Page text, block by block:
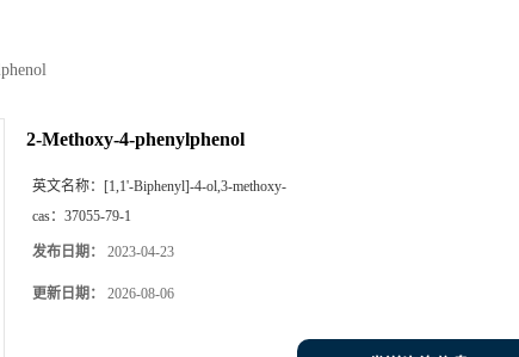
2-Methoxy-4-phenylphenol
英文名称： [1,1'-Biphenyl]-4-ol,3-methoxy-
cas： 37055-79-1
发布日期： 2023-04-23
更新日期： 2026-08-06